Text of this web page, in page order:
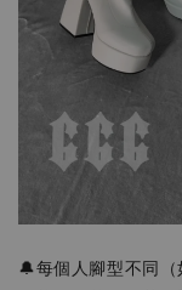
🔔每個人腳型不同